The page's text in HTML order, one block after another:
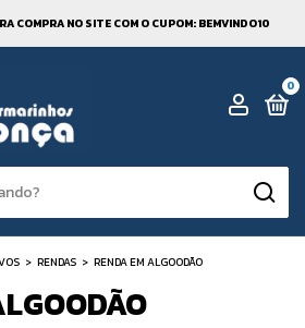
COMPRA NO SITE COM O CUPOM: BEMVINDO10
0
> RENDAS > RENDA EM ALGOODÃO